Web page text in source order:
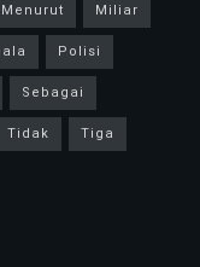
Menurut
Miliar
Polisi
Sebagai
Tidak
Tiga